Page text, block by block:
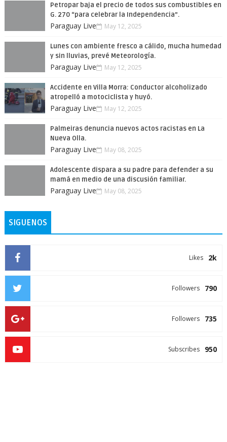
Petropar baja el precio de todos sus combustibles en
G. 270 “para celebrar la Independencia”.
Paraguay Live May 12, 2025
Lunes con ambiente fresco a cálido, mucha humedad
y sin lluvias, prevé Meteorología.
Paraguay Live May 12, 2025
Accidente en Villa Morra: Conductor alcoholizado
atropelló a motociclista y huyó.
Paraguay Live May 12, 2025
Palmeiras denuncia nuevos actos racistas en La
Nueva Olla.
Paraguay Live May 08, 2025
Adolescente dispara a su padre para defender a su
mamá en medio de una discusión familiar.
Paraguay Live May 08, 2025
SIGUENOS
2k
Likes
790
Followers
735
Followers
950
Subscribes